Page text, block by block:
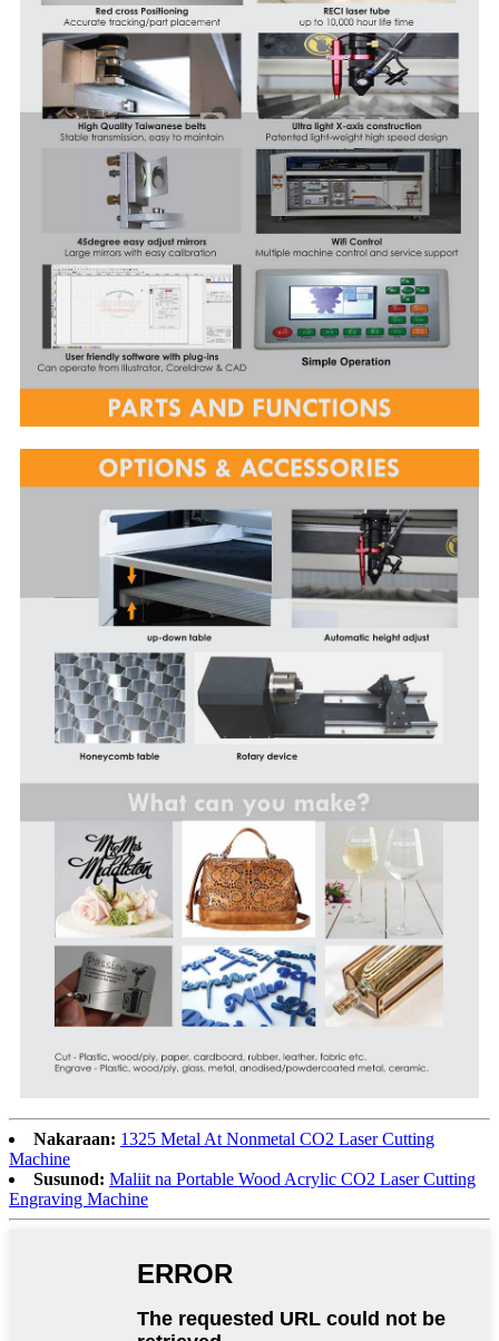
Nakaraan: 1325 Metal At Nonmetal CO2 Laser Cutting
Machine
Susunod: Maliit na Portable Wood Acrylic CO2 Laser Cutting
Engraving Machine